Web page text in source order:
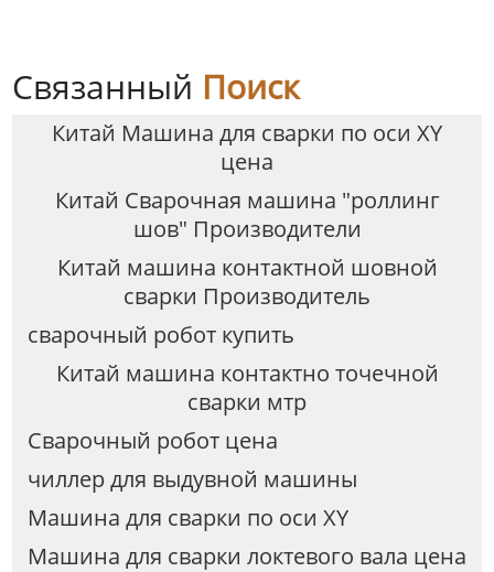
Связанный Поиск
Китай Машина для сварки по оси XY
цена
Китай Сварочная машина "роллинг
шов" Производители
Китай машина контактной шовной
сварки Производитель
сварочный робот купить
Китай машина контактно точечной
сварки мтр
Сварочный робот цена
чиллер для выдувной машины
Машина для сварки по оси XY
Машина для сварки локтевого вала цена